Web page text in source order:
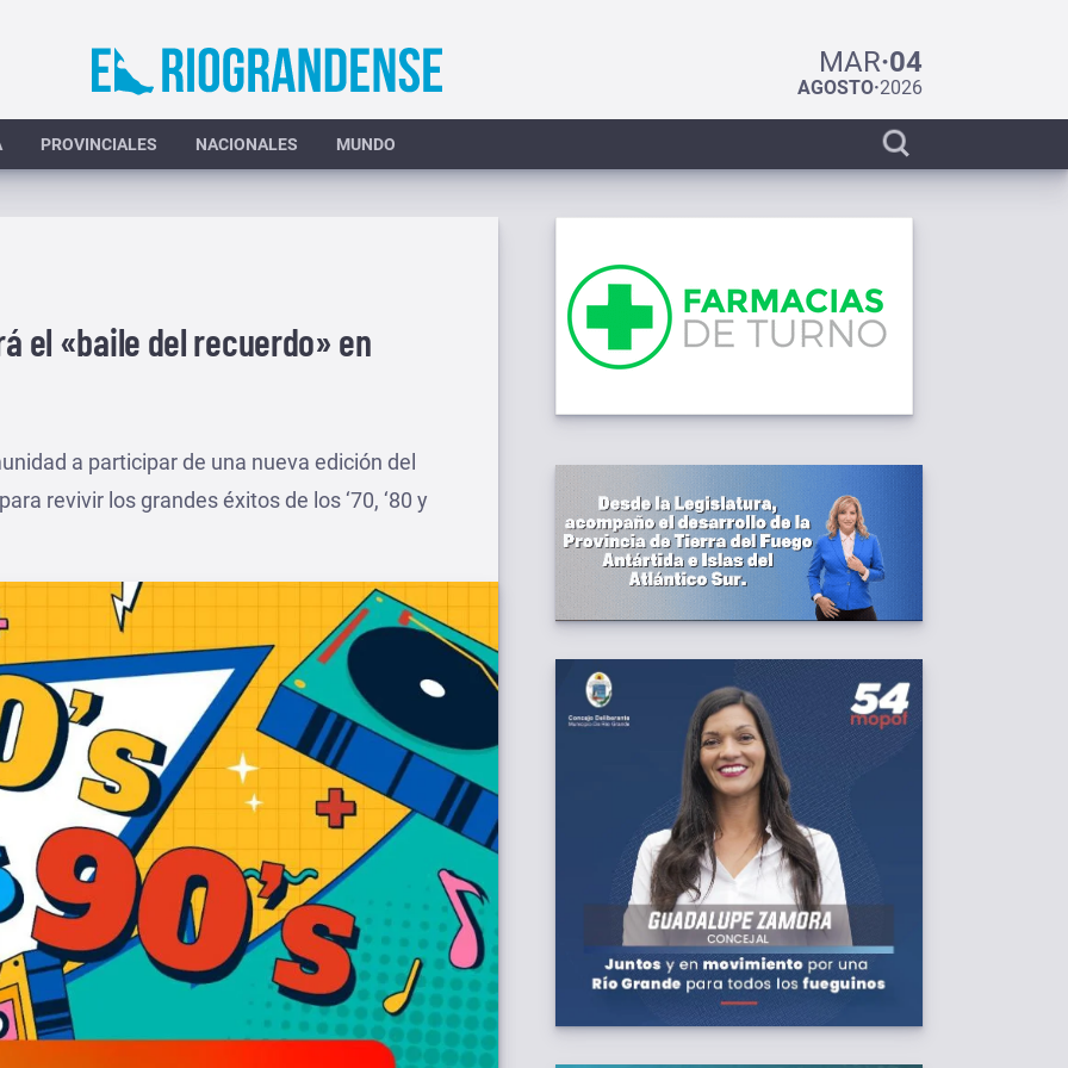
MAR·04
AGOSTO·2026
PROVINCIALES NACIONALES MUNDO
Display
search
el «baile del recuerdo» en
a participar de una nueva edición del
revivir los grandes éxitos de los ‘70, ‘80 y